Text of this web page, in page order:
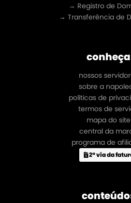
→ Registro de
→ Transferência de
conheça
nossos
sobre a
políticas de
termos de
mapa do site
central da
programa de
2ª via da